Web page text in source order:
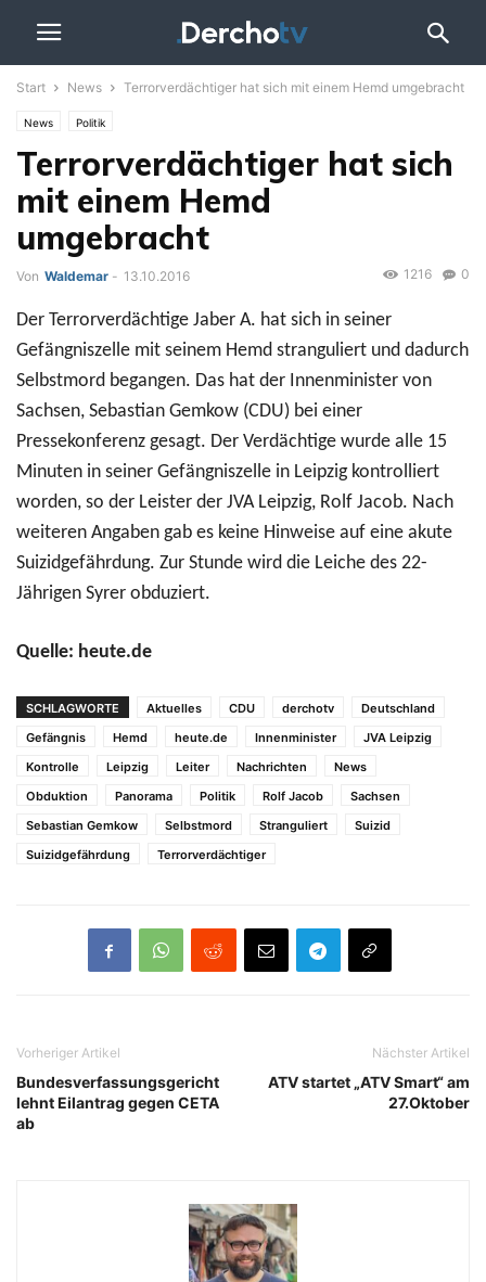
Start News Terrorverdächtiger hat sich mit einem Hemd umgebracht
News Politik
Terrorverdächtiger hat sich
mit einem Hemd
umgebracht
Von Waldemar - 13.10.2016 0
1216
Der Terrorverdächtige Jaber A. hat sich in seiner
Gefängniszelle mit seinem Hemd stranguliert und dadurch
Selbstmord begangen. Das hat der Innenminister von
Sachsen, Sebastian Gemkow (CDU) bei einer
Pressekonferenz gesagt. Der Verdächtige wurde alle 15
Minuten in seiner Gefängniszelle in Leipzig kontrolliert
worden, so der Leister der JVA Leipzig, Rolf Jacob. Nach
weiteren Angaben gab es keine Hinweise auf eine akute
Suizidgefährdung. Zur Stunde wird die Leiche des 22-
Jährigen Syrer obduziert.
Quelle: heute.de
SCHLAGWORTE Aktuelles CDU derchotv
Deutschland
Gefängnis
Hemd heute.de Innenminister
JVA Leipzig
Kontrolle
Leipzig Leiter Nachrichten
News
Obduktion
Panorama Politik Rolf Jacob
Sachsen
Sebastian Gemkow
Selbstmord Stranguliert
Suizid
Suizidgefährdung
Terrorverdächtiger
Vorheriger Artikel
Bundesverfassungsgericht
lehnt Eilantrag gegen CETA
ab
Nächster Artikel
ATV startet „ATV Smart“ am
27.Oktober